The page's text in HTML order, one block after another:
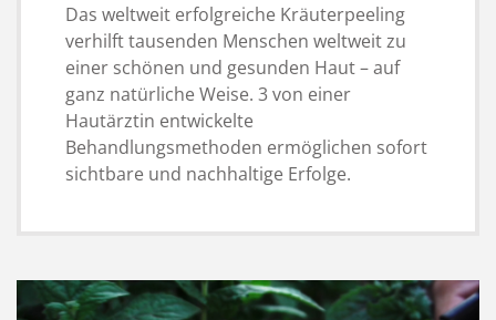
Das weltweit erfolgreiche Kräuterpeeling
verhilft tausenden Menschen weltweit zu
einer schönen und gesunden Haut – auf
ganz natürliche Weise. 3 von einer
Hautärztin entwickelte
Behandlungsmethoden ermöglichen sofort
sichtbare und nachhaltige Erfolge.